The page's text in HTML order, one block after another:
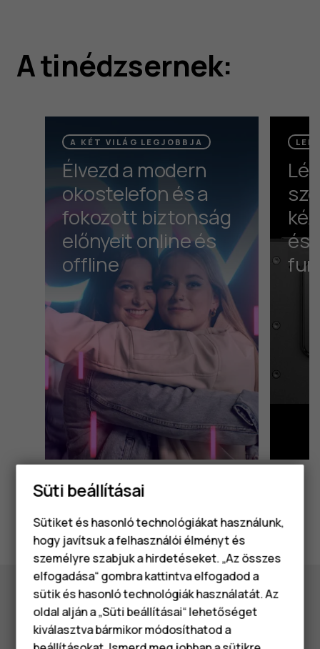
Okostelefonok
Klasszikus telefonok
A tinédzsernek:
A KÉT VILÁG LEGJOBBJA
Élvezd a modern
okostelefon és a
fokozott biztonság
előnyeit online és
offline
és
Szeretnél értesülni a HMD
legújabb híreiről? Mondd meg,
Süti beállításai
Sütiket és hasonló technológiákat használunk,
hogy javítsuk a felhasználói élményt és
személyre szabjuk a hirdetéseket. „Az összes
elfogadása“ gombra kattintva elfogadod a
sütik és hasonló technológiák használatát. Az
oldal alján a „Süti beállításai“ lehetőséget
kiválasztva bármikor módosíthatod a